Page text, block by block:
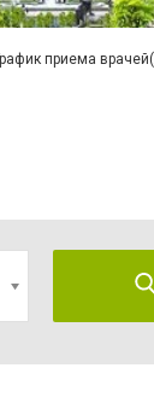
приема